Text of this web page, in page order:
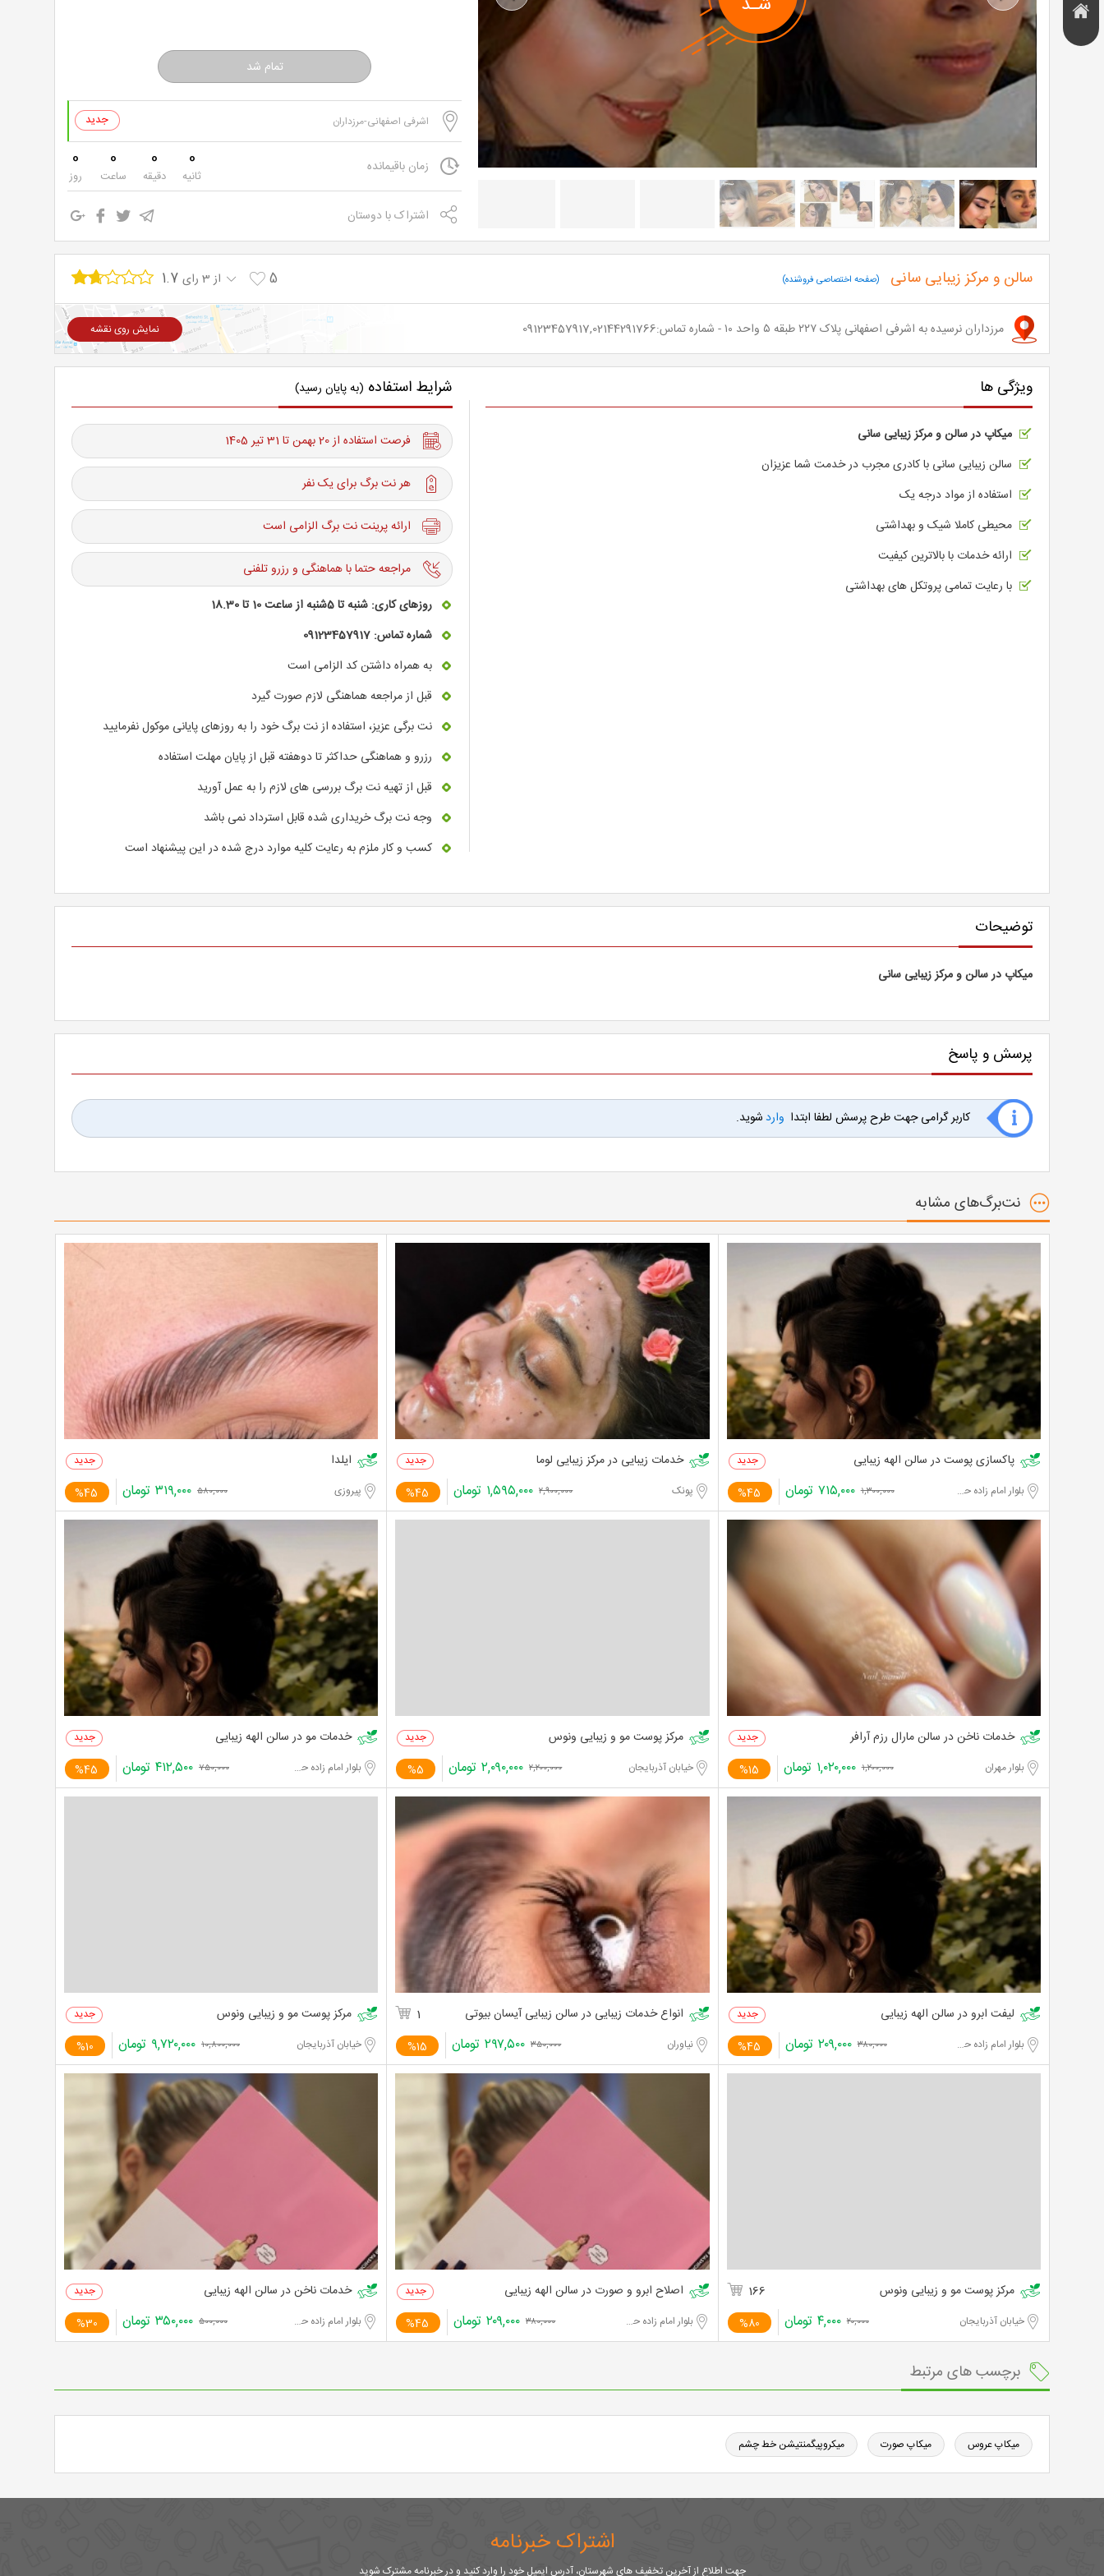
تخفیف
هتل و
اقامتگاه
اشرفی اصفهانی-مرزداران
زمان باقیمانده 0
روز
0
ساعت
0
دقیقه
0
ثانیه
اشتراک با دوستان
سالن و مرکز زیبایی سانی (صفحه اختصاصی فروشنده) 5 از 3 رای 1.7
مرزداران نرسیده به اشرفی اصفهانی پلاک ۲۲۷ طبقه ۵ واحد ۱۰ - شماره تماس:09123457917,02144291766 نمایش روی نقشه
ویژگی ها
میکاپ در سالن و مرکز زیبایی سانی
سالن زیبایی سانی با کادری مجرب در خدمت شما عزیزان
استفاده از مواد درجه یک
محیطی کاملا شیک و بهداشتی
ارائه خدمات با بالاترین کیفیت
با رعايت تمامی پروتكل های بهداشتی
شرایط استفاده (به پایان رسید)
فرصت استفاده از 20 بهمن تا 31 تیر 1405
هر نت برگ برای یک نفر
ارائه پرینت نت برگ الزامی است
مراجعه حتما با هماهنگی و رزرو تلفنی
روزهای کاری: شنبه تا 5شنبه از ساعت 10 تا 18.30
شماره تماس: 09123457917
به همراه داشتن کد الزامی است
قبل از مراجعه هماهنگی لازم صورت گیرد
نت برگی عزیز، استفاده از نت برگ خود را به روزهای پایانی موکول نفرمایید
رزرو و هماهنگی حداکثر تا دوهفته قبل از پایان مهلت استفاده
قبل از تهیه نت برگ بررسی های لازم را به عمل آورید
وجه نت برگ خریداری شده قابل استرداد نمی باشد
کسب و کار ملزم به رعایت کلیه موارد درج شده در این پیشنهاد است
توضیحات
میکاپ در سالن و مرکز زیبایی سانی
پرسش و پاسخ
کاربر گرامی جهت طرح پرسش لطفا ابتدا واردشوید.
نت‌برگ‌های مشابه
پاکسازی پوست در سالن الهه زیبایی
بلوار امام زاده حسن %45 ۱,۳۰۰,۰۰۰ ۷۱۵,۰۰۰ تومان
خدمات زیبایی در مرکز زیبایی لوما
پونک %45 ۲,۹۰۰,۰۰۰ ۱,۵۹۵,۰۰۰ تومان
ایلدا
پیروزی %45 ۵۸۰,۰۰۰ ۳۱۹,۰۰۰ تومان
خدمات ناخن در سالن مارال رزم آرافر
بلوار مهران %15 ۱,۲۰۰,۰۰۰ ۱,۰۲۰,۰۰۰ تومان
مرکز پوست مو و زیبایی ونوس
خیابان آذربایجان %5 ۲,۲۰۰,۰۰۰ ۲,۰۹۰,۰۰۰ تومان
خدمات مو در سالن الهه زیبایی
بلوار امام زاده حسن %45 ۷۵۰,۰۰۰ ۴۱۲,۵۰۰ تومان
لیفت ابرو در سالن الهه زیبایی
بلوار امام زاده حسن %45 ۳۸۰,۰۰۰ ۲۰۹,۰۰۰ تومان
انواع خدمات زیبایی در سالن زیبایی آیسان بیوتی 1
نیاوران %15 ۳۵۰,۰۰۰ ۲۹۷,۵۰۰ تومان
مرکز پوست مو و زیبایی ونوس
خیابان آذربایجان %10 ۱۰,۸۰۰,۰۰۰ ۹,۷۲۰,۰۰۰ تومان
مرکز پوست مو و زیبایی ونوس 166
خیابان آذربایجان %80 ۲۰,۰۰۰ ۴,۰۰۰ تومان
اصلاح ابرو و صورت در سالن الهه زیبایی
بلوار امام زاده حسن %45 ۳۸۰,۰۰۰ ۲۰۹,۰۰۰ تومان
خدمات ناخن در سالن الهه زیبایی
بلوار امام زاده حسن %30 ۵۰۰,۰۰۰ ۳۵۰,۰۰۰ تومان
برچسب های مرتبط
میکاپ عروس میکاپ صورت میکروپیگمنتیشن خط چشم
اشتراک خبرنامه
جهت اطلاع از آخرین تخفیف های شهرستان، آدرس ایمیل خود را وارد کنید و در خبرنامه مشترک شوید